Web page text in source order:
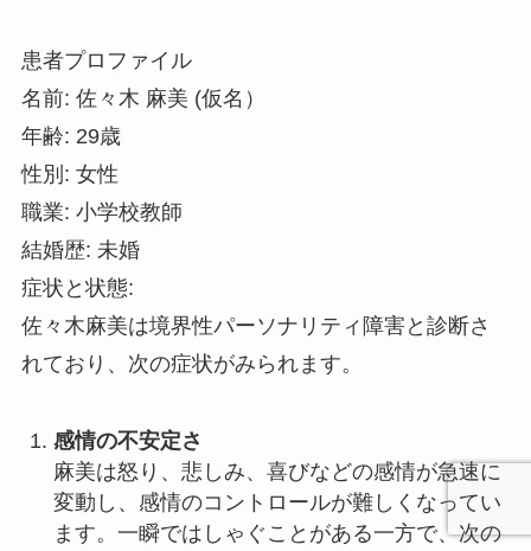
患者プロファイル
名前: 佐々木 麻美 (仮名）
年齢: 29歳
性別: 女性
職業: 小学校教師
結婚歴: 未婚
症状と状態:
佐々木麻美は境界性パーソナリティ障害と診断さ
れており、次の症状がみられます。
感情の不安定さ
麻美は怒り、悲しみ、喜びなどの感情が急速に
変動し、感情のコントロールが難しくなってい
ます。一瞬ではしゃぐことがある一方で、次の